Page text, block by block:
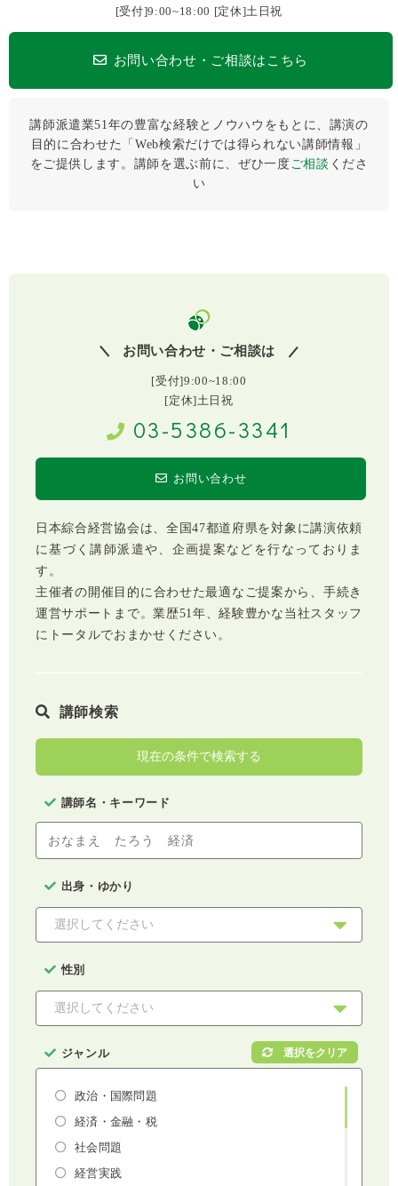
[受付]9:00~18:00 [定休]土日祝
お問い合わせ・ご相談はこちら
講師派遣業51年の豊富な経験とノウハウをもとに、講演の
目的に合わせた「Web検索だけでは得られない講師情報」
をご提供します。講師を選ぶ前に、ぜひ⼀度ご相談 くださ
い
お問い合わせ・ご相談は
[受付]9:00~18:00
[定休]土日祝
03-5386-3341
お問い合わせ
日本綜合経営協会は、全国47都道府県を対象に講演依頼
に基づく講師派遣や、企画提案などを行なっておりま
す。
主催者の開催目的に合わせた最適なご提案から、手続き
運営サポートまで。業歴51年、経験豊かな当社スタッフ
にトータルでおまかせください。
講師検索
現在の条件で検索する
講師名・キーワード
出身・ゆかり
性別
ジャンル
政治・国際問題
経済・金融・税
社会問題
経営実践